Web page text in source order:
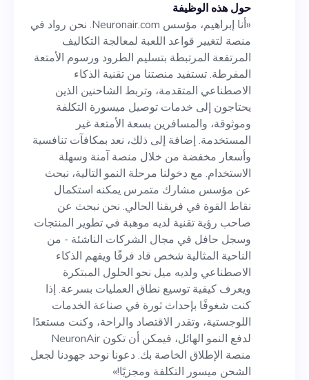
دخولنا مرحلة النمو التالية، نبحث
عن مؤسس مشارك متمرس
يمكنه استكمال نقاط القوة في
فريقنا الحالي. نحن نبحث عن
صاحب رؤية تقنية لديه موهبة في
تطوير المنتجات وسجل حافل في
مجال الشركات الناشئة - من
الناحية المثالية شخص قاد فرقًا
ويفهم الذكاء الاصطناعي ولديه
ميل نحو الحلول المبتكرة ويعرف
كيفية توسيع نطاق العمليات
بسرعة. إذا كنت شغوفًا بإحداث
ثورة في صناعة الخدمات
اللوجستية، وتقدر الاقتصاد
والراحة، وكنت مستعدًا لدفع النمو
حول هذه الوظيفة
«أنا إبراهيم، مؤسس Neuronair.com. نحن رواد في
منصة لتغيير قواعد اللعبة لمعالجة التكاليف
المرتفعة المرتبطة بتسليم الطرود ورسوم الأمتعة
المفرطة. تستفيد منصتنا من تقنية الذكاء
الاصطناعي المتقدمة، وتربط الشاحنين الذين
يحتاجون إلى خدمات توصيل ميسورة التكلفة
وموثوقة، والمسافرين بسعة الأمتعة غير
المستخدمة. إضافة إلى ذلك، نعد بمكافآت تنافسية
وأسعار مخفضة من خلال منصة آمنة وسهلة
الاستخدام. مع دخولنا مرحلة النمو التالية، نبحث
عن مؤسس مشارك متمرس يمكنه استكمال
نقاط القوة في فريقنا الحالي. نحن نبحث عن
صاحب رؤية تقنية لديه موهبة في تطوير المنتجات
وسجل حافل في مجال الشركات الناشئة - من
الناحية المثالية شخص قاد فرقًا ويفهم الذكاء
الاصطناعي ولديه ميل نحو الحلول المبتكرة
ويعرف كيفية توسيع نطاق العمليات بسرعة. إذا
كنت شغوفًا بإحداث ثورة في صناعة الخدمات
اللوجستية، وتقدر الاقتصاد والراحة، وكنت مستعدًا
لدفع النمو الهائل، فيمكن أن تكون NeuronAir
منصة الإطلاق الخاصة بك. دعونا نوحد جهودنا لجعل
الشحن ميسور التكلفة ومجزيًا!»